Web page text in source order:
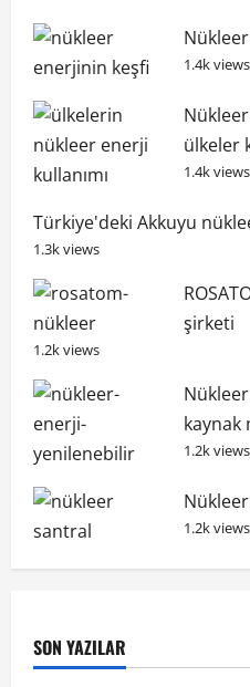
1.4k views
ülkeler
1.4k views
Türkiye'deki Akkuyu
1.3k views
şirketi
1.2k views
kaynak
1.2k views
Nükleer
1.2k views
SON YAZILAR